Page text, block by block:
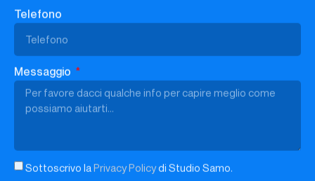
Messaggio
Sottoscrivo laPrivacy Policy